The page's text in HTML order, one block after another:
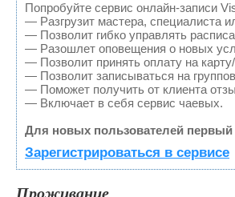
Попробуйте сервис онлайн-записи
— Разгрузит мастера, специалиста
— Позволит гибко управлять
— Разошлет оповещения о новых
— Позволит принять оплату на
— Позволит записываться на
— Поможет получить от клиента
— Включает в себя сервис чаевых.
Для новых пользователей первый
Зарегистрироваться в сервисе
Проживание